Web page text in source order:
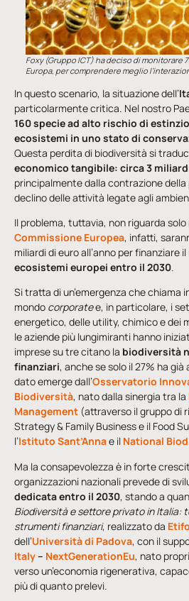
Foxy (Gruppo ICT) ha deciso di monitorare
Europa, per comprendere meglio
In questo scenario, la situazione dell’
particolarmente critica. Nel nostro
160 specie ad alto rischio di
ecosistemi in uno stato di
Questa perdita di biodiversità si
economico tangibile: circa 3
principalmente dalla contrazione
declino delle attività legate agli
Il problema, tuttavia, non riguarda solo
Commissione Europea, infatti,
miliardi di euro all’anno per finanziare il
ecosistemi europei entro il 2030.
Si tratta di un’emergenza che chiama
mondo corporatee, in particolare, i
energetico, delle utility, chimico e dei
le aziende più lungimiranti hanno
imprese su tre citano la biodiversità
finanziari, anche se solo il 27% ha
dato emerge dall’Osservatorio
Biodiversità, nato dalla sinergia tra la
Management (attraverso il gruppo di
Strategy & Family Business e il Food
l’Istituto Sant’Annae il National
Ma la consapevolezza è in forte
organizzazioni nazionali prevede di
dedicata entro il 2030, stando a
Biodiversità e settore privato in Italia:
strumenti finanziari, realizzato da
dell’Università di Padova, con il
Italy– NextGenerationEu, nato
verso un’economia rigenerativa,
più di quanto prelevi.